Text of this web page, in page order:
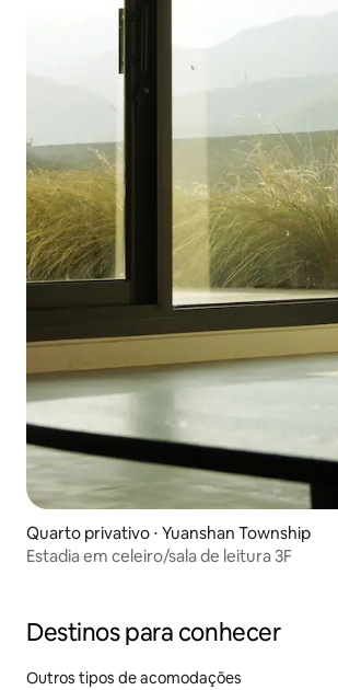
Quarto privativo ⋅ Yuanshan Township
Estadia em celeiro/sala de leitura 3F
Destinos para conhecer
Outros tipos de acomodações